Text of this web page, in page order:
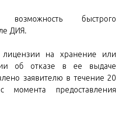
возможность быстрого
ДИЯ.
на хранение или
об отказе в ее выдаче
заявителю в течение 20
предоставления